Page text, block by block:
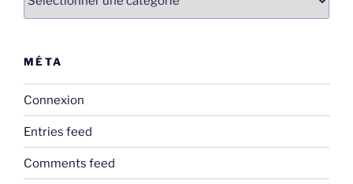
MÉTA
Connexion
Entries feed
Comments feed